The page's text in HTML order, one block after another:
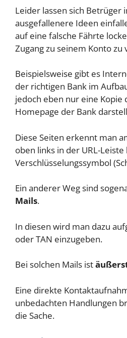
Leider lassen sich Betrüger
ausgefallenere Ideen
auf eine falsche Fährte
Zugang zu seinem Konto zu
Beispielsweise gibt es
der richtigen Bank im
jedoch eben nur eine Kopie
Homepage der Bank
Diese Seiten erkennt man
oben links in der URL-Leiste
Verschlüsselungssymbol
Ein anderer Weg sind
Mails.
In diesen wird man dazu
oder TAN einzugeben.
Bei solchen Mails ist
Eine direkte
unbedachten Handlungen
die Sache.